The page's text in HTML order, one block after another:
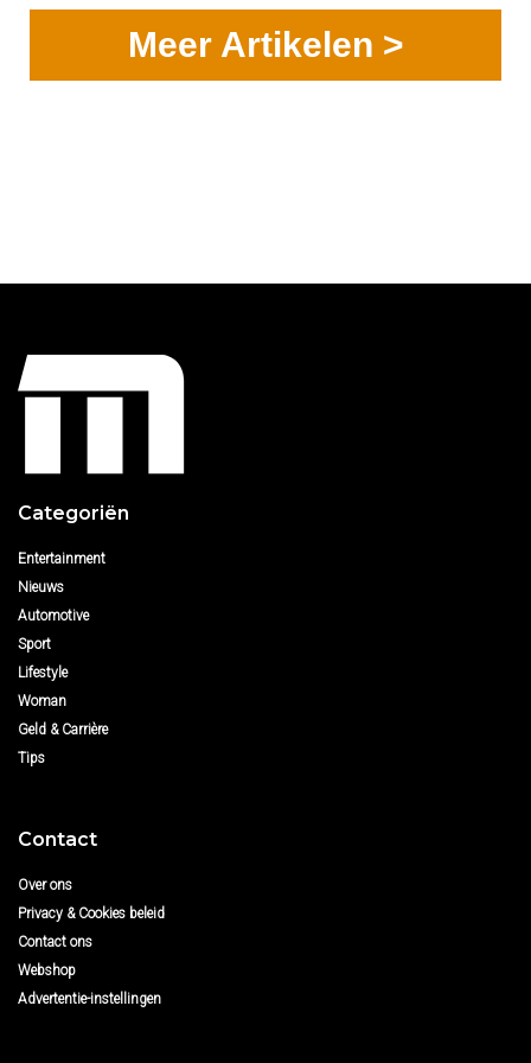
Meer Artikelen >
Categoriën
Entertainment
Nieuws
Automotive
Sport
Lifestyle
Woman
Geld & Carrière
Tips
Contact
Over ons
Privacy & Cookies beleid
Contact ons
Webshop
Advertentie-instellingen